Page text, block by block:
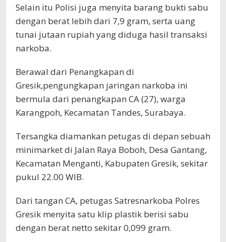
Selain itu Polisi juga menyita barang bukti sabu
dengan berat lebih dari 7,9 gram, serta uang
tunai jutaan rupiah yang diduga hasil transaksi
narkoba.
Berawal dari Penangkapan di
Gresik,pengungkapan jaringan narkoba ini
bermula dari penangkapan CA (27), warga
Karangpoh, Kecamatan Tandes, Surabaya.
Tersangka diamankan petugas di depan sebuah
minimarket di Jalan Raya Boboh, Desa Gantang,
Kecamatan Menganti, Kabupaten Gresik, sekitar
pukul 22.00 WIB.
Dari tangan CA, petugas Satresnarkoba Polres
Gresik menyita satu klip plastik berisi sabu
dengan berat netto sekitar 0,099 gram.